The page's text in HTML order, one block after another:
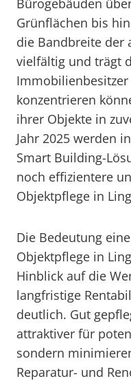
Bürogebäuden
Grünflächen bis
die Bandbreite der
vielfältig und trägt
konzentrieren
ihrer Objekte in
Jahr 2025 werden
Smart Building-
noch effizientere
Objektpflege in
Die Bedeutung
Objektpflege in
Hinblick auf die
langfristige
deutlich. Gut
attraktiver für
sondern
Reparatur- und